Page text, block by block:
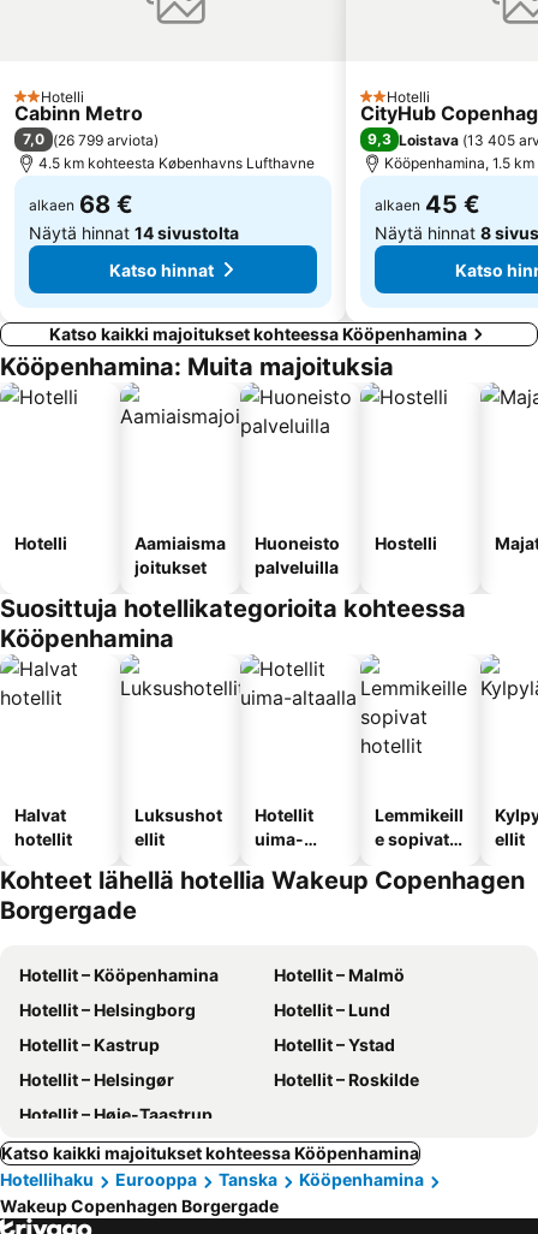
CIFF - COPENHAGEN INTERNATIONAL FASHION FAIR
Brøndby Stadion
Fredensborg slot
2 Tähtiluokitus
Hotelli
Cabinn Metro
7,0 (26 799 arviota)
4.5 km kohteesta Københavns Lufthavne
alkaen 68 €
Näytä hinnat 14 sivustolta
Katso hinnat
2 Tähtiluokitus
Hotelli
CityHub
9,3 Loistava (13 405
Kööpenhamina, 1.5
alkaen 45 €
Näytä hinnat 8
Katso
Katso kaikki majoitukset kohteessa Kööpenhamina
Kööpenhamina: Muita majoituksia
Hotelli
Aamiaisma
joitukset
Huoneisto
palveluilla
Hostelli
Suosittuja hotellikategorioita kohteessa
Kööpenhamina
Halvat
hotellit
Luksushot
ellit
Hotellit
uima-
Lemmikeill
e sopivat
ellit
Kohteet lähellä hotellia Wakeup Copenhagen
Borgergade
Hotellit – Kööpenhamina
Hotellit – Malmö
Hotellit – Helsingborg
Hotellit – Lund
Hotellit – Kastrup
Hotellit – Ystad
Hotellit – Helsingør
Hotellit – Roskilde
Hotellit – Høje-Taastrup
Katso kaikki majoitukset kohteessa Kööpenhamina
Hotellihaku
Eurooppa Tanska
Kööpenhamina
Wakeup Copenhagen Borgergade